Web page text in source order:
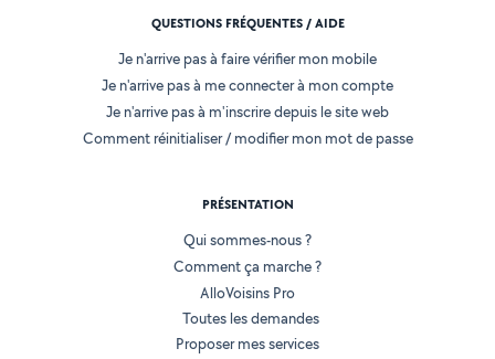
QUESTIONS FRÉQUENTES / AIDE
Je n'arrive pas à faire vérifier mon mobile
Je n'arrive pas à me connecter à mon compte
Je n'arrive pas à m'inscrire depuis le site web
Comment réinitialiser / modifier mon mot de passe
PRÉSENTATION
Qui sommes-nous ?
Comment ça marche ?
AlloVoisins Pro
Toutes les demandes
Proposer mes services